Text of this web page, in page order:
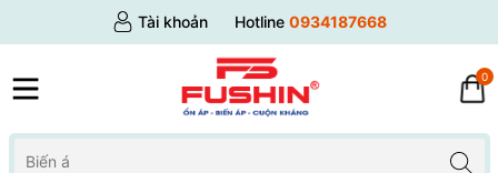
Tài khoản Hotline 0934187668
0